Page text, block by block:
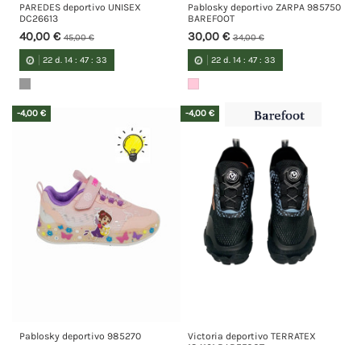
PAREDES deportivo UNISEX
DC26613
40,00 €45,00 €
22 d. 14 :47 :33
Pablosky deportivo ZARPA 985750
BAREFOOT
30,00 €34,00 €
22 d. 14 :47 :33
-4,00 €
Pablosky deportivo 985270
-4,00 €
Victoria deportivo TERRATEX